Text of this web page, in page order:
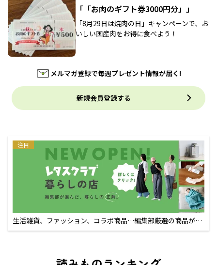
「「お肉のギフト券3000円分」」
「8月29日は焼肉の日」キャンペーンで、お
いしい国産肉をお得に食べよう！
メルマガ登録で毎週プレゼント情報が届く!
新規会員登録する
注目
生活雑貨、ファッション、コラボ商品…編集部厳選の商品が買
えるECサイト